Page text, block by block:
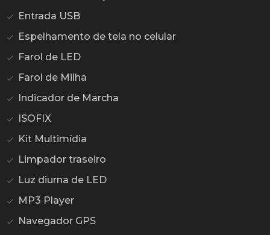
Entrada USB
Espelhamento de tela no celular
Farol de LED
Farol de Milha
Indicador de Marcha
ISOFIX
Kit Multimídia
Limpador traseiro
Luz diurna de LED
MP3 Player
Navegador GPS